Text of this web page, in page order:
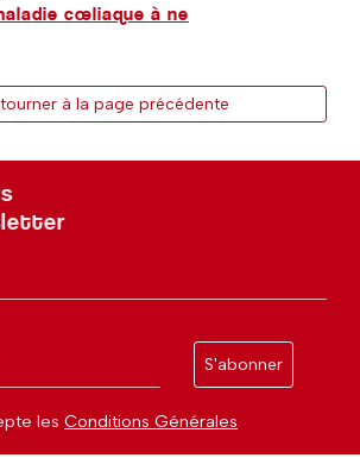
cœliaque à ne
à la page précédente
S'abonner
les Conditions Générales